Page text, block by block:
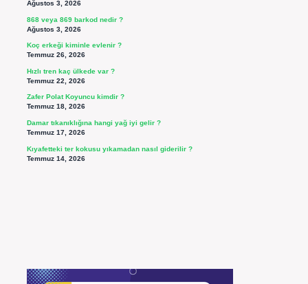
Ağustos 3, 2026
868 veya 869 barkod nedir ?
Ağustos 3, 2026
Koç erkeği kiminle evlenir ?
Temmuz 26, 2026
Hızlı tren kaç ülkede var ?
Temmuz 22, 2026
Zafer Polat Koyuncu kimdir ?
Temmuz 18, 2026
Damar tıkanıklığına hangi yağ iyi gelir ?
Temmuz 17, 2026
Kıyafetteki ter kokusu yıkamadan nasıl giderilir ?
Temmuz 14, 2026